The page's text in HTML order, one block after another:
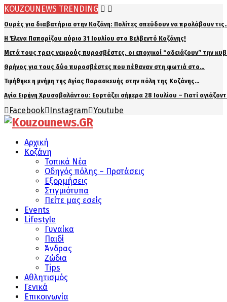
KOUZOUNEWS TRENDING
Ουρές για διαβατήρια στην Κοζάνη: Πολίτες σπεύδουν να προλάβουν
Η Έλενα Παπαρίζου αύριο 31 Ιουλίου στο Βελβεντό Κοζάνης!
Μετά τους τρεις νεκρούς πυροσβέστες, οι εποχικοί “αδειάζουν” την
Θρήνος για τους δύο πυροσβέστες που πέθαναν στη φωτιά στο…
Τιμήθηκε η μνήμη της Αγίας Παρασκευής στην πόλη της Κοζάνης…
Αγία Ειρήνη Χρυσοβαλάντου: Εορτάζει σήμερα 28 Ιουλίου – Γιατί
Facebook Instagram Youtube
Αρχική
Κοζάνη
Τοπικά Νέα
Οδηγός πόλης – Προτάσεις
Εξορμήσεις
Στιγμιότυπα
Πείτε μας εσείς
Events
Lifestyle
Γυναίκα
Παιδί
Άνδρας
Ζώδια
Tips
Αθλητισμός
Γενικά
Επικοινωνία